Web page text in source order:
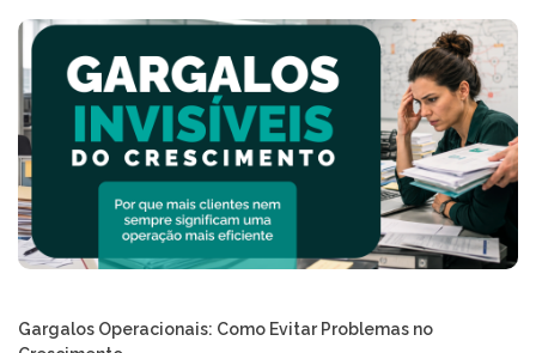
Gargalos Operacionais: Como Evitar Problemas no